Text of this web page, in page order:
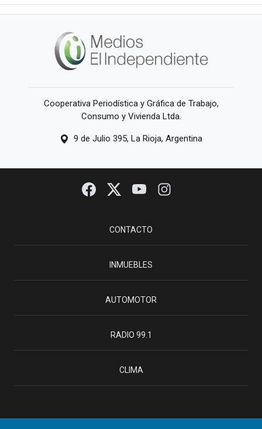
Cooperativa Periodística y Gráfica de Trabajo,
Consumo y Vivienda Ltda.
9 de Julio 395, La Rioja, Argentina
CONTACTO
INMUEBLES
AUTOMOTOR
RADIO 99.1
CLIMA